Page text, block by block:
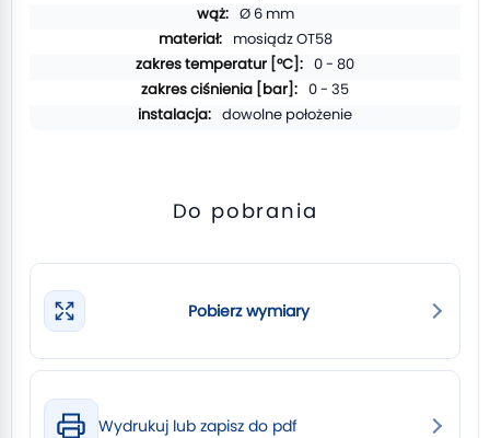
Ø 6 mm
mosiądz OT58
0 - 80
0 - 35
dowolne położenie
Do pobrania
Pobierz wymiary
Wydrukuj lub zapisz do pdf